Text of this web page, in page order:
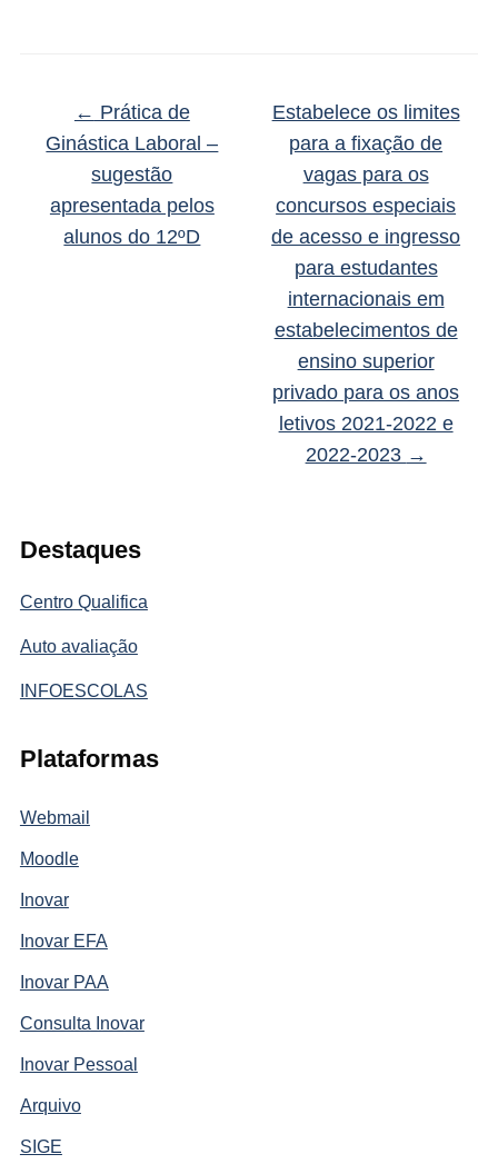
Destaques
Centro Qualifica
Auto avaliação
INFOESCOLAS
Plataformas
Webmail
Moodle
Inovar
Inovar EFA
Inovar PAA
Consulta Inovar
Inovar Pessoal
Arquivo
SIGE
← Prática de
Ginástica Laboral –
sugestão
apresentada pelos
alunos do 12ºD
Estabelece os limites
para a fixação de
vagas para os
concursos especiais
de acesso e ingresso
para estudantes
internacionais em
estabelecimentos de
ensino superior
privado para os anos
letivos 2021-2022 e
2022-2023 →